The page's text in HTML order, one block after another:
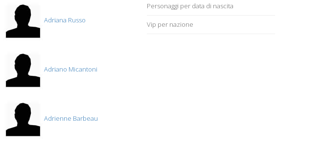
Adriana Russo
Adriano Micantoni
Adrienne Barbeau
Personaggi per data di nascita
Vip per nazione